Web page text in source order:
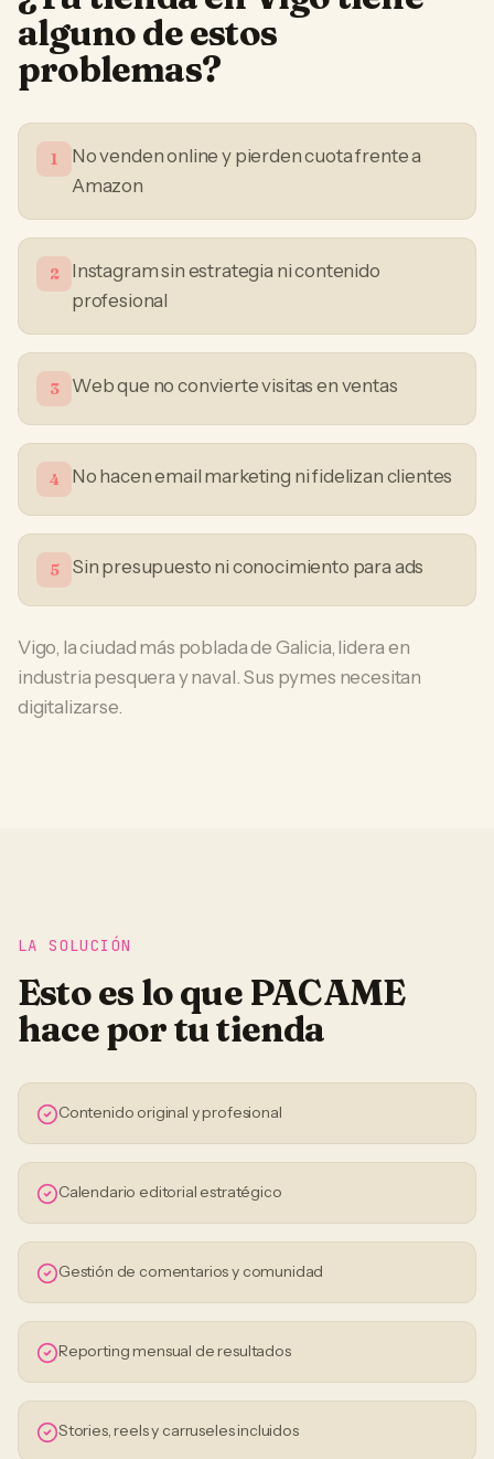
alguno de estos
problemas?
1
No venden online y pierden cuota frente a
Amazon
2
Instagram sin estrategia ni contenido
profesional
3 Web que no convierte visitas en ventas
4 No hacen email marketing ni fidelizan clientes
5 Sin presupuesto ni conocimiento para ads
Vigo, la ciudad más poblada de Galicia, lidera en
industria pesquera y naval. Sus pymes necesitan
digitalizarse.
LA SOLUCIÓN
Esto es lo que PACAME
hace por tutienda
Contenido original y profesional
Calendario editorial estratégico
Gestión de comentarios y comunidad
Reporting mensual de resultados
Stories, reels y carruseles incluidos